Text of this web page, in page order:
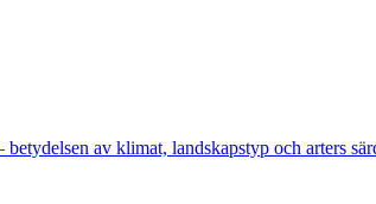
betydelsen av klimat, landskapstyp och arters